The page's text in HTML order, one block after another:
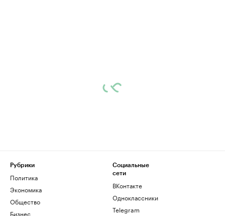
Рубрики
Политика
Экономика
Общество
Бизнес
Социальные
сети
ВКонтакте
Одноклассники
Telegram